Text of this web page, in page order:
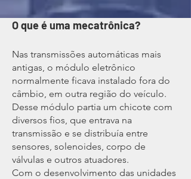
O que é uma mecatrônica?
Nas transmissões automáticas mais
antigas, o módulo eletrônico
normalmente ficava instalado fora do
câmbio, em outra região do veículo.
Desse módulo partia um chicote com
diversos fios, que entrava na
transmissão e se distribuía entre
sensores, solenoides, corpo de
válvulas e outros atuadores.
Com o desenvolvimento das unidades